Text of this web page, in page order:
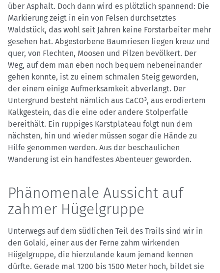
über Asphalt. Doch dann wird es plötzlich spannend: Die
Markierung zeigt in ein von Felsen durchsetztes
Waldstück, das wohl seit Jahren keine Forstarbeiter mehr
gesehen hat. Abgestorbene Baumriesen liegen kreuz und
quer, von Flechten, Moosen und Pilzen bevölkert. Der
Weg, auf dem man eben noch bequem nebeneinander
gehen konnte, ist zu einem schmalen Steig geworden,
der einem einige Aufmerksamkeit abverlangt. Der
Untergrund besteht nämlich aus CaCO³, aus erodiertem
Kalkgestein, das die eine oder andere Stolperfalle
bereithält. Ein ruppiges Karstplateau folgt nun dem
nächsten, hin und wieder müssen sogar die Hände zu
Hilfe genommen werden. Aus der beschaulichen
Wanderung ist ein handfestes Abenteuer geworden.
Phänomenale Aussicht auf
zahmer Hügelgruppe
Unterwegs auf dem südlichen Teil des Trails sind wir in
den Golaki, einer aus der Ferne zahm wirkenden
Hügelgruppe, die hierzulande kaum jemand kennen
dürfte. Gerade mal 1200 bis 1500 Meter hoch, bildet sie